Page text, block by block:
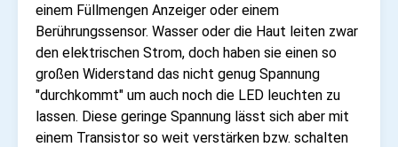
einem Füllmengen Anzeiger oder einem
Berührungssensor. Wasser oder die Haut leiten zwar
den elektrischen Strom, doch haben sie einen so
großen Widerstand das nicht genug Spannung
"durchkommt" um auch noch die LED leuchten zu
lassen. Diese geringe Spannung lässt sich aber mit
einem Transistor so weit verstärken bzw. schalten